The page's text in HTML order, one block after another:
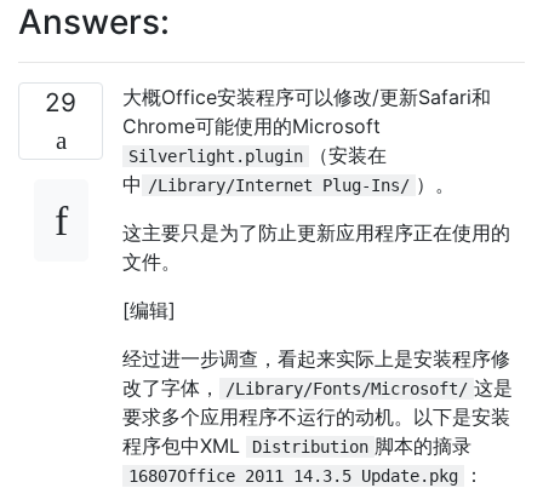
Answers:
29
大概Office安装程序可以修改/更新Safari和
Chrome可能使用的Microsoft
Silverlight.plugin
（安装在
中 /Library/Internet Plug-Ins/ ）。
这主要只是为了防止更新应用程序正在使用的
文件。
[编辑]
经过进一步调查，看起来实际上是安装程序修
改了字体，
/Library/Fonts/Microsoft/ 这是
要求多个应用程序不运行的动机。以下是安装
程序包中XML
Distribution 脚本的摘录
16807Office 2011 14.3.5 Update.pkg ：